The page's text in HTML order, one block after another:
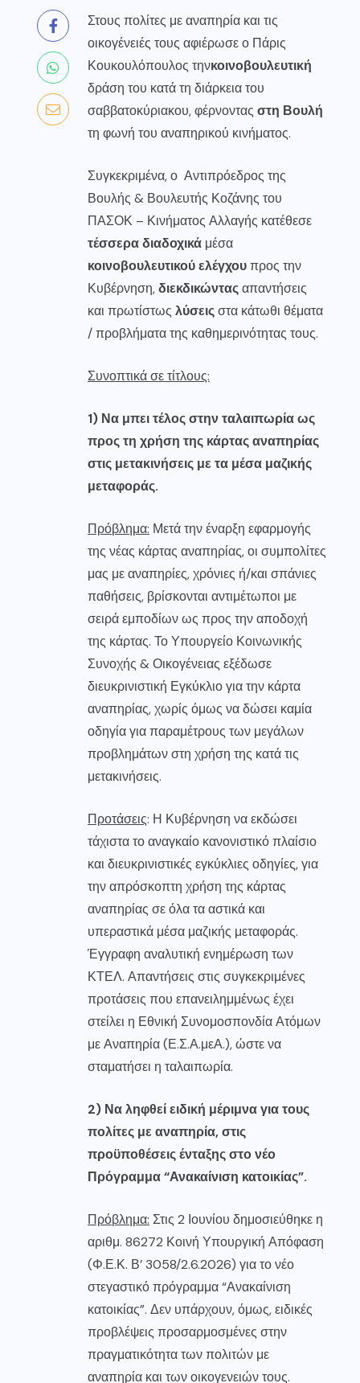
Στους πολίτες με αναπηρία και τις
οικογένειές τους αφιέρωσε ο Πάρις
Κουκουλόπουλος τηνκοινοβουλευτική
δράση του κατά τη διάρκεια του
σαββατοκύριακου, φέρνοντας στη Βουλή
τη φωνή του αναπηρικού κινήματος.
Συγκεκριμένα, ο Αντιπρόεδρος της
Βουλής & Βουλευτής Κοζάνης του
ΠΑΣΟΚ – Κινήματος Αλλαγής κατέθεσε
τέσσερα διαδοχικά μέσα
κοινοβουλευτικού ελέγχουπρος την
Κυβέρνηση,διεκδικώνταςαπαντήσεις
και πρωτίστως λύσειςστα κάτωθι θέματα
/ προβλήματα της καθημερινότητας τους.
Συνοπτικά σε τίτλους:
1) Να μπει τέλος στην ταλαιπωρία ως
προς τη χρήση της κάρτας αναπηρίας
στις μετακινήσεις με τα μέσα μαζικής
μεταφοράς.
Πρόβλημα: Μετά την έναρξη εφαρμογής
της νέας κάρτας αναπηρίας, οι συμπολίτες
μας με αναπηρίες, χρόνιες ή/και σπάνιες
παθήσεις, βρίσκονται αντιμέτωποι με
σειρά εμποδίων ως προς την αποδοχή
της κάρτας. Το Υπουργείο Κοινωνικής
Συνοχής & Οικογένειας εξέδωσε
διευκρινιστική Εγκύκλιο για την κάρτα
αναπηρίας, χωρίς όμως να δώσει καμία
οδηγία για παραμέτρους των μεγάλων
προβλημάτων στη χρήση της κατά τις
μετακινήσεις.
Προτάσεις: Η Κυβέρνηση να εκδώσει
τάχιστα το αναγκαίο κανονιστικό πλαίσιο
και διευκρινιστικές εγκύκλιες οδηγίες, για
την απρόσκοπτη χρήση της κάρτας
αναπηρίας σε όλα τα αστικά και
υπεραστικά μέσα μαζικής μεταφοράς.
Έγγραφη αναλυτική ενημέρωση των
ΚΤΕΛ. Απαντήσεις στις συγκεκριμένες
προτάσεις που επανειλημμένως έχει
στείλει η Εθνική Συνομοσπονδία Ατόμων
με Αναπηρία (Ε.Σ.Α.μεΑ.), ώστε να
σταματήσει η ταλαιπωρία.
2) Να ληφθεί ειδική μέριμνα για τους
πολίτες με αναπηρία, στις
προϋποθέσεις ένταξης στο νέο
Πρόγραμμα “Ανακαίνιση κατοικίας”.
Πρόβλημα: Στις 2 Ιουνίου δημοσιεύθηκε η
αριθμ. 86272 Κοινή Υπουργική Απόφαση
(Φ.Ε.Κ. Β’ 3058/2.6.2026) για το νέο
στεγαστικό πρόγραμμα “Ανακαίνιση
κατοικίας”. Δεν υπάρχουν, όμως, ειδικές
προβλέψεις προσαρμοσμένες στην
πραγματικότητα των πολιτών με
αναπηρία και των οικογενειών τους.